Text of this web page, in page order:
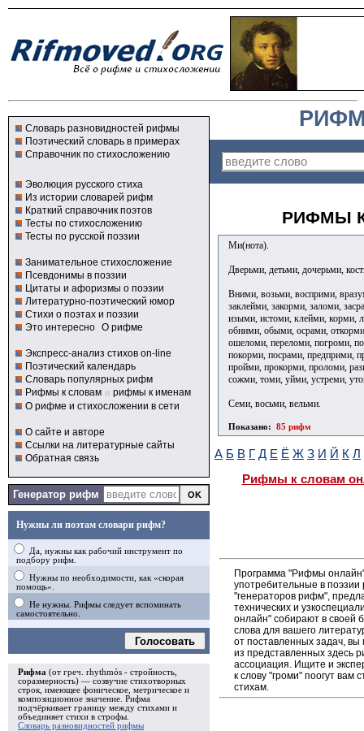
Словарь разновидностей рифмы
Поэтический словарь в примерах
Справочник по стихосложению
Эволюция русского стиха
Из истории словарей рифм
Краткий справочник поэтов
Тесты по стихосложению
Тесты по русской поэзии
Занимательное стихосложение
Псевдонимы в поэзии
Цитаты и афоризмы о поэзии
Литературно-поэтический юмор
Стихи о поэтах и поэзии
Это интересно О рифме
Экспресс-анализ стихов on-line
Поэтический календарь
Словарь популярных рифм
Рифмы к словам и рифмы к именам
О рифме и стихосложении в сети
О сайте и авторе
Ссылки на литературные сайты
Обратная связь
Генератор рифм
Нужны ли поэтам словари рифм?
Да, нужны как рабочий инструмент по
подбору рифм.
Нужны по необходимости, как «скорая
помощь».
Не нужны. Рифмы следует вспоминать
самостоятельно.
Голосовать
Рифма (от греч. rhythmós - стройность,
соразмерность) — созвучие стихотворных
строк, имеющее фоническое, метрическое и
композиционное значение. Рифма
подчёркивает границу между стихами и
объединяет стихи в строфы
Словарь разновидностей рифмы
РИФМЫ
Ми(нота).
Дверьми, детьми, дочерьми,
Вними, возьми, восприми,
заклейми, закорми, заломи,
изыми, истоми, клейми, корми,
обними, обыми, осрами,
ошеломи, переломи, погроми,
покорми, посрами, предприми,
пройми, прокорми, проломи,
сожми, томи, уйми, устреми,
Семи, восьми, вельми.
Показано: 85 рифм
А Б В Г Д Е Ё Ж З И Й К Л
Рифмы к словам
Программа "Рифмы
употребительные в
"генераторов рифм",
технических и
онлайн" собирают в своей
слова для вашего
от поставленных задач,
из представленных здесь
ассоциация. Ищите и
к слову "громи" поогут
стихам.